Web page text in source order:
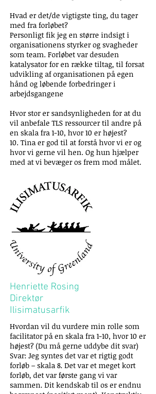
Hvad er det/de vigtigste ting, du tager
med fra forløbet?
Personligt fik jeg en større indsigt i
organisationens styrker og svagheder
som team. Forløbet var desuden
katalysator for en række tiltag, til forsat
udvikling af organisationen på egen
hånd og løbende forbedringer i
arbejdsgangene
Hvor stor er sandsynligheden for at du
vil anbefale TLS ressourcer til andre på
en skala fra 1-10, hvor 10 er højest?
10. Tina er god til at forstå hvor vi er og
hvor vi gerne vil hen. Og hun hjælper
med at vi bevæger os frem mod målet.
Henriette Rosing
Direktør
Ilisimatusarfik
Hvordan vil du vurdere min rolle som
facilitator på en skala fra 1-10, hvor 10 er
højest? (Du må gerne uddybe dit svar)
Svar: Jeg syntes det var et rigtig godt
forløb – skala 8. Det var et meget kort
forløb, det var første gang vi var
sammen. Dit kendskab til os er endnu